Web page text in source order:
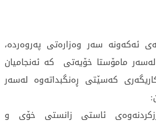
ئەكەونە سەر وەزارەتی پەروەردە،
مامۆستا خۆیەتی كە ئەنجامیان
كەسێتی ڕەنگبداتەوە لەسەر
ئاستی زانستی خۆی و